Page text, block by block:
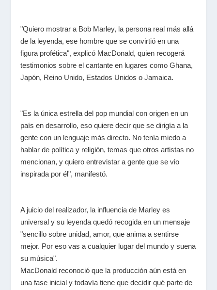
"Quiero mostrar a Bob Marley, la persona real más allá
de la leyenda, ese hombre que se convirtió en una
figura profética", explicó MacDonald, quien recogerá
testimonios sobre el cantante en lugares como Ghana,
Japón, Reino Unido, Estados Unidos o Jamaica.
"Es la única estrella del pop mundial con origen en un
país en desarrollo, eso quiere decir que se dirigía a la
gente con un lenguaje más directo. No tenía miedo a
hablar de política y religión, temas que otros artistas no
mencionan, y quiero entrevistar a gente que se vio
inspirada por él", manifestó.
A juicio del realizador, la influencia de Marley es
universal y su leyenda quedó recogida en un mensaje
"sencillo sobre unidad, amor, que anima a sentirse
mejor. Por eso vas a cualquier lugar del mundo y suena
su música".
MacDonald reconoció que la producción aún está en
una fase inicial y todavía tiene que decidir qué parte de